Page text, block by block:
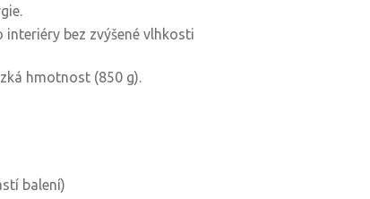
interiéry bez zvýšené vlhkosti
hmotnost (850 g).
balení)